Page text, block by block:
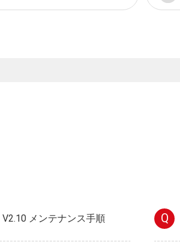
メンテナンス手順 Q